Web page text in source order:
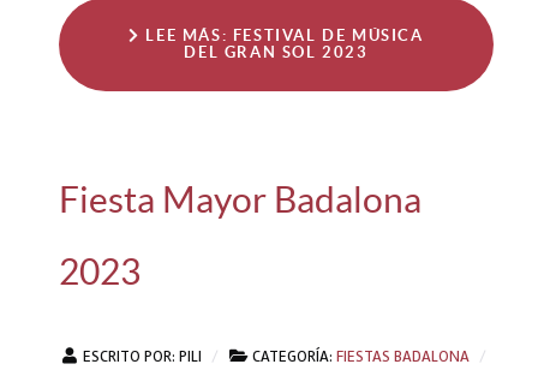
LEE MÁS: FESTIVAL DE MÚSICA
DEL GRAN SOL 2023
Fiesta Mayor Badalona
2023
ESCRITO POR: PILI CATEGORÍA: FIESTAS BADALONA